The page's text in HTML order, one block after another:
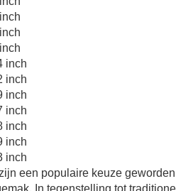
inch
inch
inch
inch
inch
inch
inch
een populaire keuze